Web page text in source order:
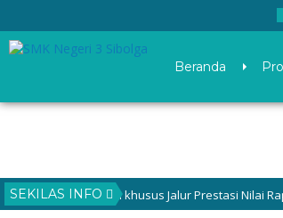
Beranda
SEKILAS INFO
Tahap II khusus Jalur Prestasi Nilai Rapor